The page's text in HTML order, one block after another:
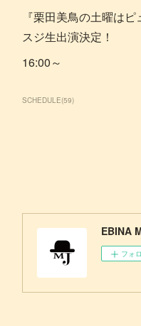
『栗田美鳥の土曜は
スジ生出演決定！
16:00～
SCHEDULE(59)
EBINA
フォ